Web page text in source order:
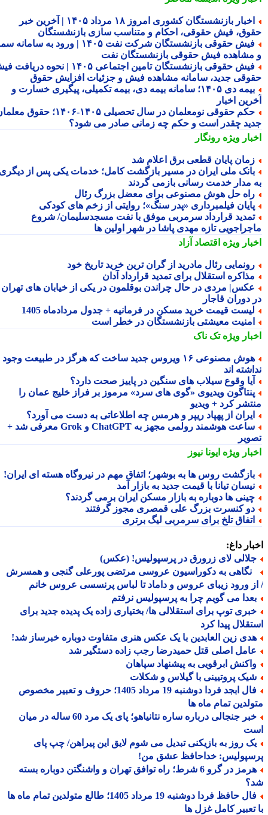
اخبار بازنشستگان کشوری امروز ۱۸ مرداد ۱۴۰۵ | آخرین خبر
فیش حقوقی، احکام و متناسب سازی بازنشستگان
فیش حقوقی بازنشستگان شرکت نفت ۱۴۰۵ | ورود به سامانه سما
فیش حقوقی بازنشستگان نفت
فیش حقوقی بازنشستگان تامین اجتماعی ۱۴۰۵ | نحوه دریافت فیش
جدید، سامانه مشاهده فیش و جزئیات افزایش حقوق
بیمه دی ۱۴۰۵؛ سامانه بیمه دی، بیمه تکمیلی، پیگیری خسارت و
اخبار
حکم حقوقی نومعلمان در سال تحصیلی ۱۴۰۵-۱۴۰۶؛ حقوق معلمان
چقدر است و حکم چه زمانی صادر می شود؟
ویژهرونگار
پایان قطعی برق اعلام شد
ملی ایران در مسیر بازگشت کامل؛ خدمات یکی پس از دیگری
مدار خدمت رسانی بازمی گردند
حل هوش مصنوعی برای معضل بزرگ رئال
فیلمبرداری «پدر سنگ»؛ روایتی از زخم های کودکی
قرارداد سرمربی موفق با نفت مسجدسلیمان/ شروع
تازه مهدی پاشا در شهر اولین ها
ویژهاقتصاد آزاد
رئال مادرید از گران ترین خرید تاریخ خود
استقلال برای تمدید قرارداد آدان
مردی در حال چراندن بوقلمون در یکی از خیابان های تهران
دوران قاجار
قیمت خرید مسکن در فرمانیه + جدول مردادماه 1405
معیشتی بازنشستگان در خطر است
ویژهتک ناک
هوش مصنوعی ۱۶ ویروس جدید ساخت که هرگز در طبیعت وجود
اند
وقوع سیلاب های سنگین در پاییز صحت دارد؟
ویدیوی «گوی های سرد» مرموز بر فراز خلیج عمان را
کرد + ویدیو
از پهپاد ریپر و هرمس چه اطلاعاتی به دست می آورد؟
ساعت هوشمند رولمی مجهز به ChatGPT و Grok معرفی شد +
ویژهایونا نیوز
روس ها به بوشهر؛ اتفاق مهم در نیروگاه هسته ای ایران!
تیانا با قیمت جدید به بازار آمد
ها دوباره به بازار مسکن ایران برمی گردند؟
کنسرت بزرگ علی قمصری مجوز گرفتند
تلخ برای سرمربی لیگ برتری
داغ:
لای زرورق در پرسپولیس! (عکس)
به دکوراسیون عروسی مرتضی پورعلی گنجی و همسرش
ورود زیبای عروس و داماد تا لباس پرنسسی عروس خانم
می گویم چرا به پرسپولیس نرفتم
توپ برای استقلالی ها/ بختیاری زاده یک پدیده جدید برای
پیدا کرد
زین العابدین با یک عکس هنری متفاوت دوباره خبرساز شد!
اصلی قتل حمیدرضا رجب زاده دستگیر شد
ابرقویی به پیشنهاد سپاهان
پروتیینی با گیلاس و شکلات
فال ابجد فردا دوشنبه 19 مرداد 1405؛ حروف و تعبیر مخصوص
تمام ماه ها
خبر جنجالی درباره ساره نتانیاهو؛ پای یک مرد 60 ساله در میان
روز به بازیکنی تبدیل می شوم لایق این پیراهن/ چپ پای
خداحافظ عشق من!
هرمز در گرو 6 شرط؛ راه توافق تهران و واشنگتن دوباره بسته
فال حافظ فردا دوشنبه 19 مرداد 1405؛ طالع متولدین تمام ماه ها
کامل غزل ها